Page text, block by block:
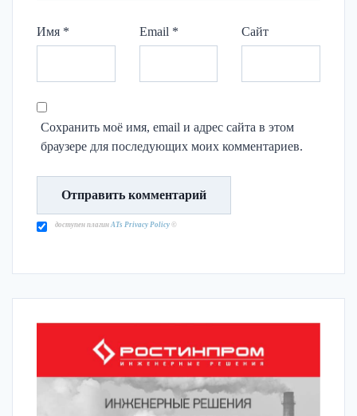
Имя * Email * Сайт
Сохранить моё имя, email и адрес сайта в этом
браузере для последующих моих комментариев.
доступен плагин ATs Privacy Policy ©